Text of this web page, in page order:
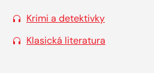
Krimi a detektivky
Klasická literatura